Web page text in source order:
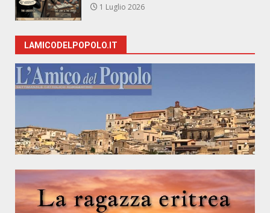
1 Luglio 2026
LAMICODELPOPOLO.IT